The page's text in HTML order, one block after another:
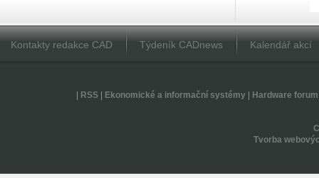
Kontakty redakce CAD Týdeník CADnews Kalendář akcí
RSS| Ekonomické a informační systémy| Hardware forum
Tvorba